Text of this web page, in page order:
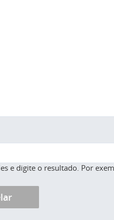
e digite o resultado. Por